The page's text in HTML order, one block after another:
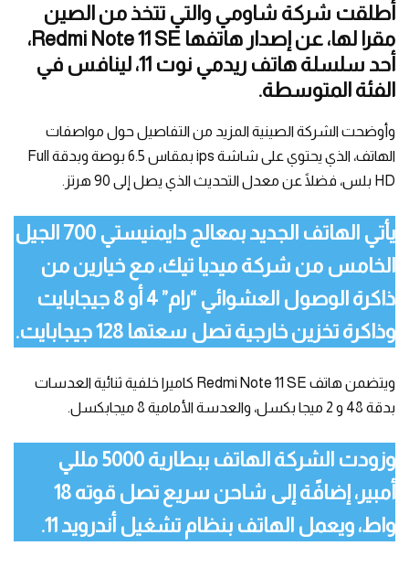
أطلقت شركة شاومي والتي تتخذ من الصين
مقرا لها، عن إصدار هاتفها Redmi Note 11 SE،
أحد سلسلة هاتف ريدمي نوت 11، لينافس في
الفئة المتوسطة.
وأوضحت الشركة الصينية المزيد من التفاصيل حول مواصفات
الهاتف، الذي يحتوي على شاشة ips بمقاس 6.5 بوصة وبدقة Full
HD بلس، فضلًا عن معدل التحديث الذي يصل إلى 90 هرتز.
يأتي الهاتف الجديد بمعالج دايمنيستي 700 الجيل
الخامس من شركة ميديا تيك، مع خيارين من
ذاكرة الوصول العشوائي “رام” 4 أو 8 جيجابايت
وذاكرة تخزين خارجية تصل سعتها 128 جيجابايت.
ويتضمن هاتف Redmi Note 11 SE كاميرا خلفية ثنائية العدسات
بدقة 48 و 2 ميجا بكسل، والعدسة الأمامية 8 ميجابكسل.
وزودت الشركة الهاتف ببطارية 5000 مللي
أمبير، إضافًة إلى شاحن سريع تصل قوته 18
واط، ويعمل الهاتف بنظام تشغيل أندرويد 11.